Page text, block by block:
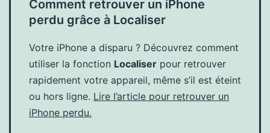
Comment retrouver un iPhone
perdu grâce à Localiser
Votre iPhone a disparu ? Découvrez comment
utiliser la fonction Localiser pour retrouver
rapidement votre appareil, même s’il est éteint
ou hors ligne. Lire l’article pour retrouver un
iPhone perdu.